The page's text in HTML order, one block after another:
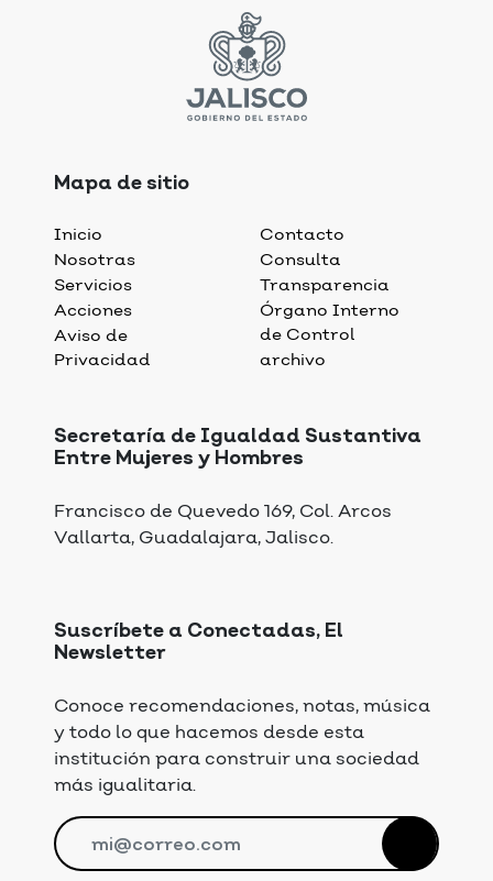
Mapa de sitio
Inicio
Nosotras
Servicios
Acciones
Aviso de
Privacidad
Contacto
Consulta
Transparencia
Órgano Interno
de Control
archivo
Secretaría de Igualdad Sustantiva
Entre Mujeres y Hombres
Francisco de Quevedo 169, Col. Arcos
Vallarta, Guadalajara, Jalisco.
Suscríbete a Conectadas, El
Newsletter
Conoce recomendaciones, notas, música
y todo lo que hacemos desde esta
institución para construir una sociedad
más igualitaria.